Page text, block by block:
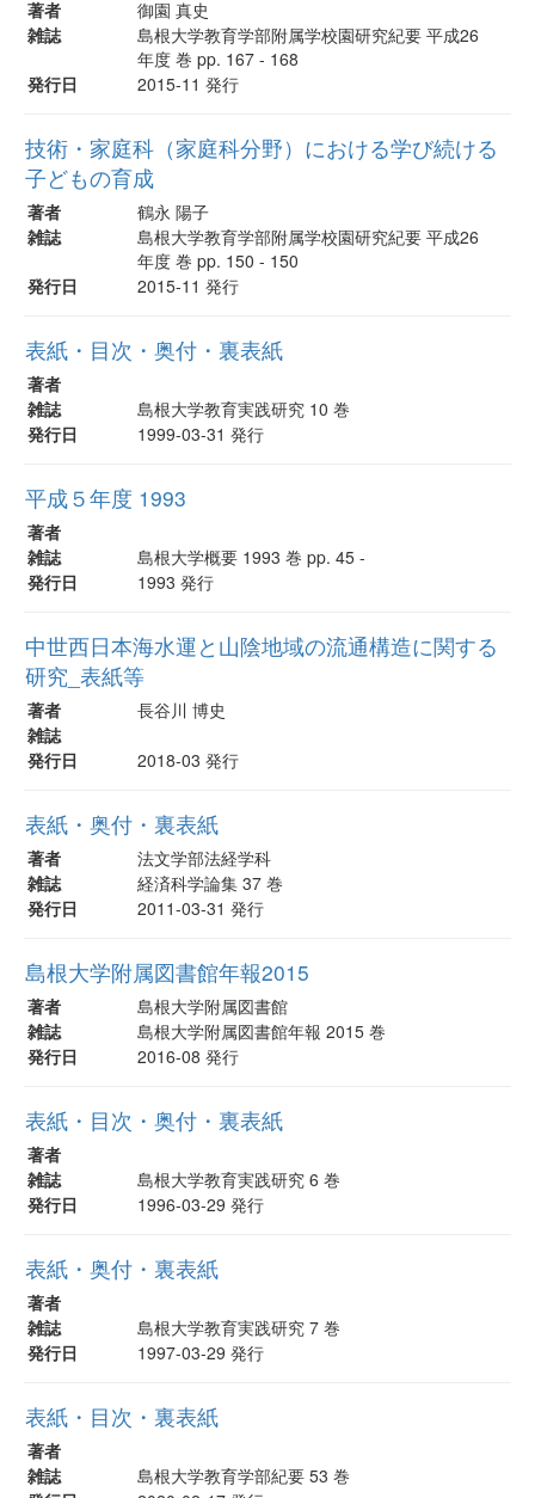
著者
御園 真史
雑誌
島根大学教育学部附属学校園研究紀要 平成26
年度 巻 pp. 167 - 168
発行日
2015-11 発行
技術・家庭科（家庭科分野）における学び続ける
子どもの育成
著者
鶴永 陽子
雑誌
島根大学教育学部附属学校園研究紀要 平成26
年度 巻 pp. 150 - 150
発行日
2015-11 発行
表紙・目次・奥付・裏表紙
著者
雑誌
島根大学教育実践研究 10 巻
発行日
1999-03-31 発行
平成５年度 1993
著者
雑誌
島根大学概要 1993 巻 pp. 45 -
発行日
1993 発行
中世西日本海水運と山陰地域の流通構造に関する
研究_表紙等
著者
長谷川 博史
雑誌
発行日
2018-03 発行
表紙・奥付・裏表紙
著者
法文学部法経学科
雑誌
経済科学論集 37 巻
発行日
2011-03-31 発行
島根大学附属図書館年報2015
著者
島根大学附属図書館
雑誌
島根大学附属図書館年報 2015 巻
発行日
2016-08 発行
表紙・目次・奥付・裏表紙
著者
雑誌
島根大学教育実践研究 6 巻
発行日
1996-03-29 発行
表紙・奥付・裏表紙
著者
雑誌
島根大学教育実践研究 7 巻
発行日
1997-03-29 発行
表紙・目次・裏表紙
著者
雑誌
島根大学教育学部紀要 53 巻